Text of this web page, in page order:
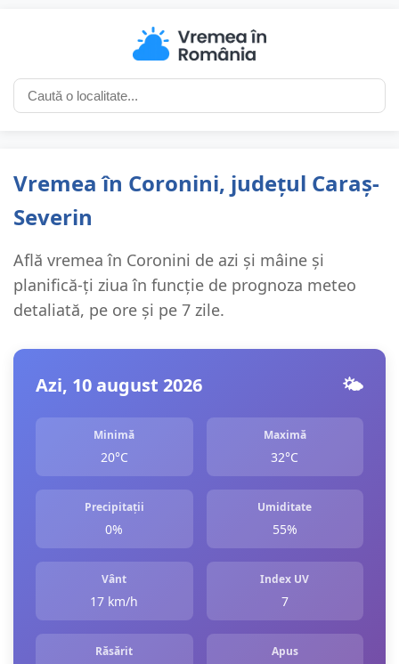
Vremea în Coronini, județul Caraș-
Severin
Află vremea în Coronini de azi și mâine și
planifică-ți ziua în funcție de prognoza meteo
detaliată, pe ore și pe 7 zile.
Azi, 10 august 2026 🌤️
Minimă
20°C
Maximă
32°C
Precipitații
0%
Umiditate
55%
Vânt
17 km/h
Index UV
7
Răsărit Apus